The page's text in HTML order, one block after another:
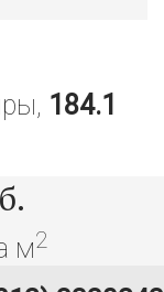
184.1
м2